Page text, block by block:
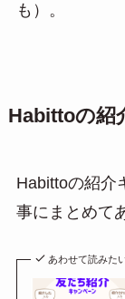
も）。
Habittoの紹
Habittoの紹介
事にまとめて
あわせて読みた